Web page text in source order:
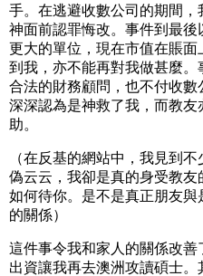
手。在逃避收數公司的期間
神面前認罪悔改。事件到最
更大的單位，現在市值在賬
到我，亦不能再對我做甚麼
合法的財務顧問，也不付收
深深認為是神救了我，而教
助。
（在反基的網站中，我見到
偽云云，我卻是真的身受教
如何待你。是不是真正朋友
的關係）
這件事令我和家人的關係改
出資讓我再去澳洲攻讀碩士